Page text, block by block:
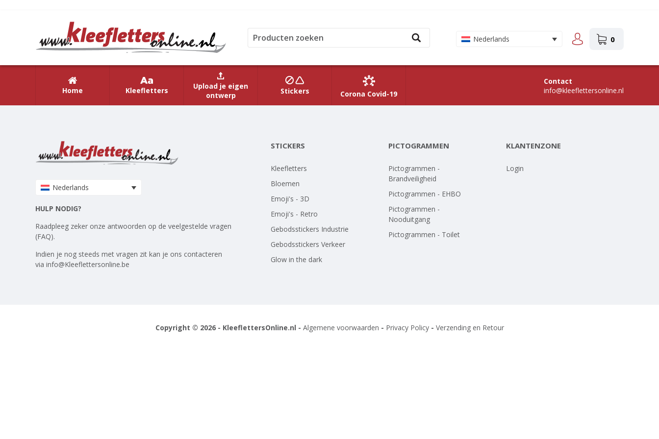
Nederlands 0
Home Kleefletters
Upload je eigen
ontwerp
Stickers Corona Covid-19
Contact
info@kleeflettersonline.nl
Nederlands
HULP NODIG?
Raadpleeg zeker onze antwoorden op de veelgestelde vragen
(FAQ).
Indien je nog steeds met vragen zit kan je ons contacteren
via info@Kleeflettersonline.be
STICKERS
Kleefletters
Bloemen
Emoji's - 3D
Emoji's - Retro
Gebodsstickers Industrie
Gebodsstickers Verkeer
Glow in the dark
PICTOGRAMMEN
Pictogrammen -
Brandveiligheid
Pictogrammen - EHBO
Pictogrammen -
Nooduitgang
Pictogrammen - Toilet
KLANTENZONE
Login
Copyright © 2026 - KleeflettersOnline.nl - Algemene voorwaarden - Privacy Policy- Verzending en Retour